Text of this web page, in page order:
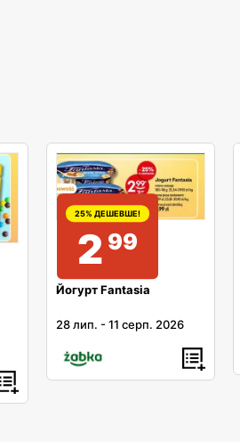
25% ДЕШЕВШЕ!
2 99
Йогурт Fantasia
28 лип. -11 серп. 2026